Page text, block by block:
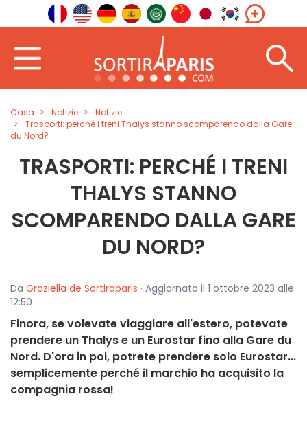
Casa Notizie
Notizie
Trasporti: perché i treni Thalys stanno scomparendo dalla Gare
du Nord?
TRASPORTI: PERCHÉ I TRENI
THALYS STANNO
SCOMPARENDO DALLA GARE
DU NORD?
Da Graziella de Sortiraparis · Aggiornato il 1 ottobre 2023 alle
12:50
Finora, se volevate viaggiare all'estero, potevate
prendere un Thalys e un Eurostar fino alla Gare du
Nord. D'ora in poi, potrete prendere solo Eurostar...
semplicemente perché il marchio ha acquisito la
compagnia rossa!